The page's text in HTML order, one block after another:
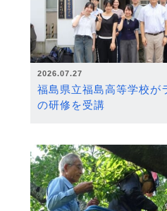
2026.07.27
福島県立福島高等学校が
の研修を受講